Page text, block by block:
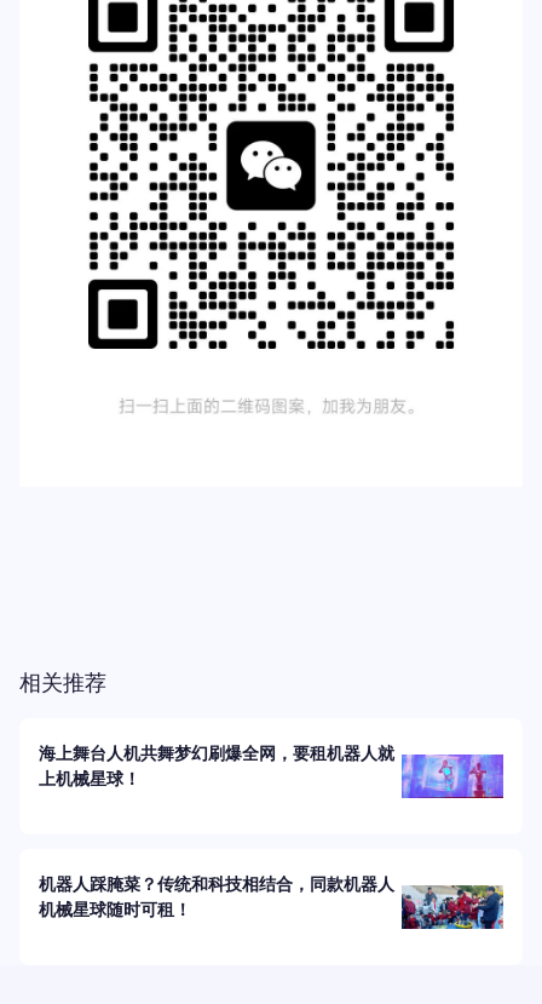
相关推荐
海上舞台人机共舞梦幻刷爆全网，要租机器人就
上机械星球！
机器人踩腌菜？传统和科技相结合，同款机器人
机械星球随时可租！